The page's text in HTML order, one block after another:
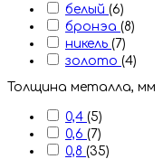
белый (6)
бронэа (8)
никель (7)
золото (4)
Толщина металла, мм
0,4 (5)
0,6 (7)
0,8 (35)